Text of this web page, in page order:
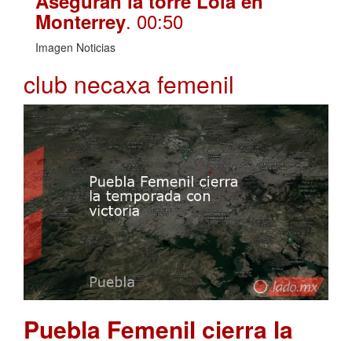
Monterrey. 00:50
Imagen Noticias
club necaxa femenil
Puebla Femenil cierra la